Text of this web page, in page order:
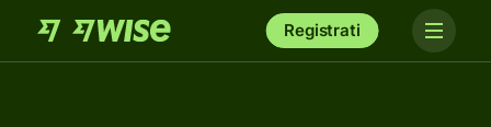
Registrati